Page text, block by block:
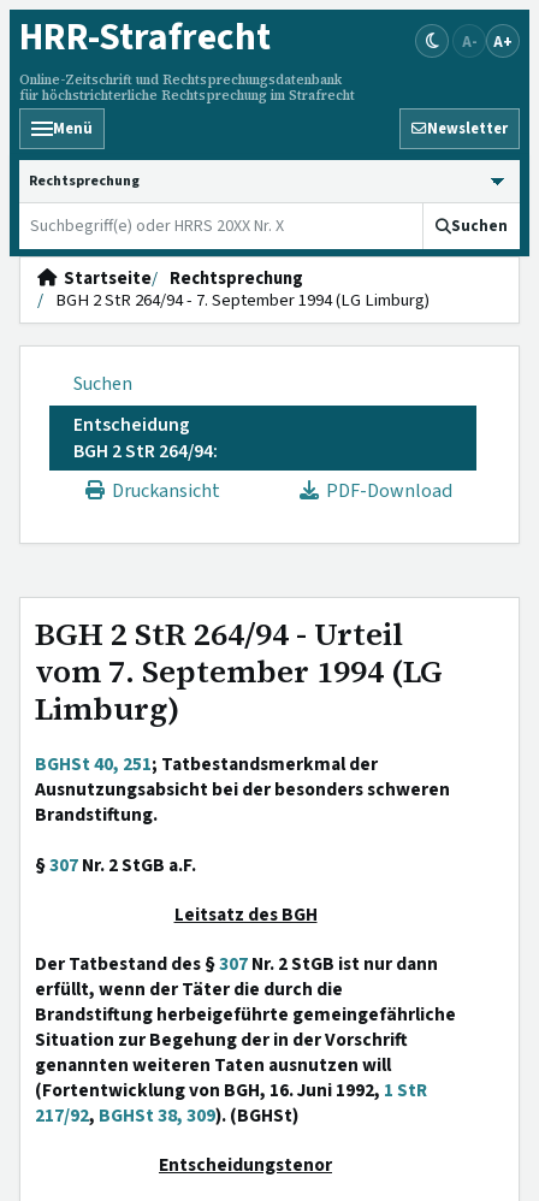
HRR-Strafrecht
Online-Zeitschrift und Rechtsprechungsdatenbank
für höchstrichterliche Rechtsprechung im Strafrecht
A- A+
Menü Newsletter
HRRS durchsuchen
Suchen
Startseite
Rechtsprechung
BGH 2 StR 264/94 - 7. September 1994 (LG Limburg)
Suchen
Entscheidung
BGH 2 StR 264/94:
Druckansicht
PDF-Download
BGH 2 StR 264/94 - Urteil
vom 7. September 1994 (LG
Limburg)
BGHSt 40, 251; Tatbestandsmerkmal der
Ausnutzungsabsicht bei der besonders schweren
Brandstiftung.
§307Nr. 2 StGB a.F.
Leitsatz des BGH
Der Tatbestand des §307Nr. 2 StGB ist nur dann
erfüllt, wenn der Täter die durch die
Brandstiftung herbeigeführte gemeingefährliche
Situation zur Begehung der in der Vorschrift
genannten weiteren Taten ausnutzen will
(Fortentwicklung von BGH, 16. Juni 1992, 1 StR
217/92, BGHSt 38, 309). (BGHSt)
Entscheidungstenor